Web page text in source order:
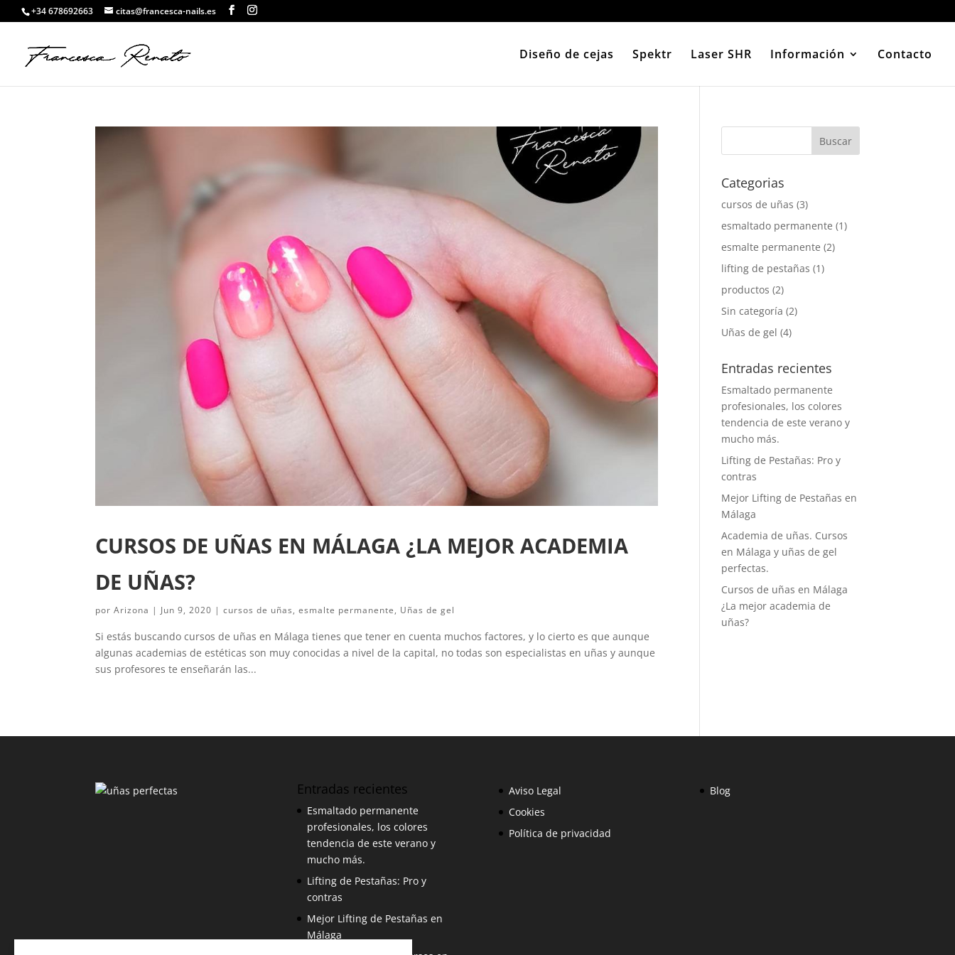
+34 678692663 citas@francesca-nails.es
Diseño de cejas Spektr Laser SHR Información Contacto
CURSOS DE UÑAS EN MÁLAGA ¿LA MEJOR ACADEMIA
DE UÑAS?
porArizona | Jun 9, 2020 |cursos de uñas,esmalte permanente, Uñas de gel
Si estás buscando cursos de uñas en Málaga tienes que tener en cuenta muchos factores, y lo cierto es que aunque
algunas academias de estéticas son muy conocidas a nivel de la capital, no todas son especialistas en uñas y aunque
sus profesores te enseñarán las...
Categorias
cursos de uñas (3)
esmaltado permanente (1)
esmalte permanente (2)
lifting de pestañas (1)
productos (2)
Sin categoría (2)
Uñas de gel (4)
Entradas recientes
Esmaltado permanente
profesionales, los colores
tendencia de este verano y
mucho más.
Lifting de Pestañas: Pro y
contras
Mejor Lifting de Pestañas en
Málaga
Academia de uñas. Cursos
en Málaga y uñas de gel
perfectas.
Cursos de uñas en Málaga
¿La mejor academia de
uñas?
Entradas recientes
Esmaltado permanente
profesionales, los colores
tendencia de este verano y
mucho más.
Lifting de Pestañas: Pro y
contras
Mejor Lifting de Pestañas en
Málaga
Aviso Legal
Cookies
Política de privacidad
Blog